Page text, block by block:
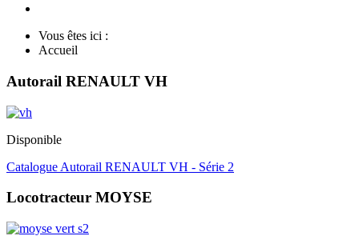
Vous êtes ici :
Accueil
Autorail RENAULT VH
Disponible
Catalogue Autorail RENAULT VH - Série 2
Locotracteur MOYSE